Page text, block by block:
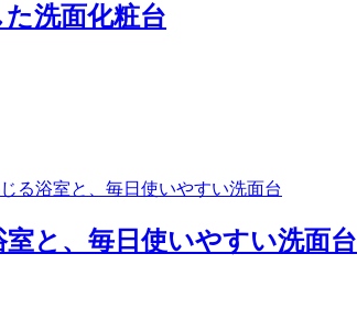
洗面化粧台
と、毎日使いやすい洗面台